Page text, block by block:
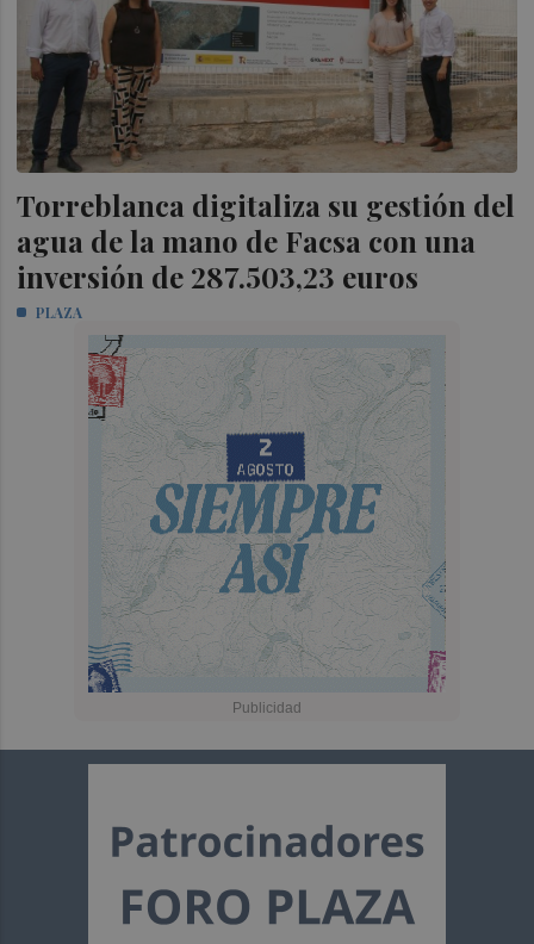
Torreblanca digitaliza su gestión del
agua de la mano de Facsa con una
inversión de 287.503,23 euros
PLAZA